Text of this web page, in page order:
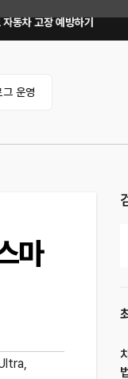
분 점검 루틴, 무엇부터 확
그 운영
마
,